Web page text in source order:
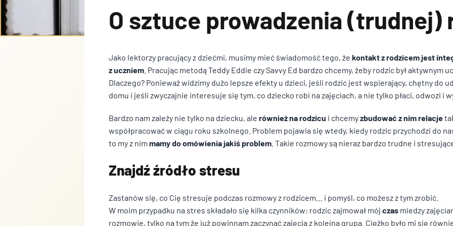
O sztuce prowadzenia (trudnej)
Jako lektorzy pracujący z dziećmi, musimy mieć świadomość tego, żekontakt z rodzicem jest
z uczniem . Pracując metodą Teddy Eddie czy Savvy Ed bardzo chcemy, żeby rodzic był aktywnym
Dlaczego? Ponieważ widzimy dużo lepsze efekty u dzieci, jeśli rodzic jest wspierający, chętny do
domu i jeśli zwyczajnie interesuje się tym, co dziecko robi na zajęciach, a nie tylko płaci, odwozi i
Bardzo nam zależy nie tylko na dziecku, alerównież na rodzicu i chcemyzbudować z nim relacje
współpracować w ciągu roku szkolnego. Problem pojawia się wtedy, kiedy rodzic przychodzi do
to my z nimmamy do omówienia jakiś problem . Takie rozmowy są nieraz bardzo trudne i
Znajdź źródło stresu
Zastanów się, co Cię stresuje podczas rozmowy z rodzicem… i pomyśl, co możesz z tym zrobić.
W moim przypadku na stres składało się kilka czynników: rodzic zajmował mójczas miedzy
rozmowie, tylko na tym że już powinnam zaczynać zajęcia z kolejną grupą. Ciężko było mi się
Wyrażam zgodę na
wysłane przez formularz
Wyrażam zgodę na
wysłane przez formularz
Wyrażam zgodę na
ochronie danych
wysłane przez formularz